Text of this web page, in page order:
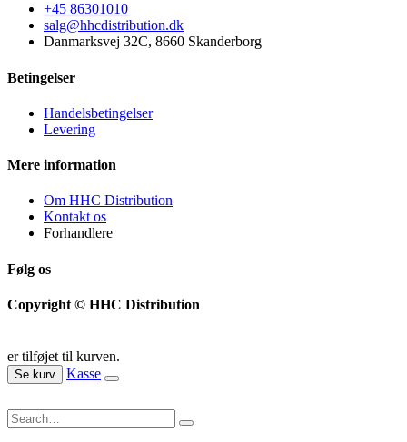
+45 86301010
salg@hhcdistribution.dk
Danmarksvej 32C, 8660 Skanderborg
Betingelser
Handelsbetingelser
Levering
Mere information
Om HHC Distribution
Kontakt os
Forhandlere
Følg os
Copyright © HHC Distribution
er tilføjet til kurven.
Se kurv Kasse